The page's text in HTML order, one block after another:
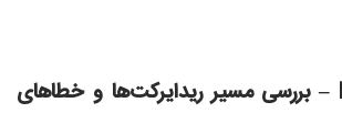
بررسی مسیر ریدایرکت‌ها و خطاهای